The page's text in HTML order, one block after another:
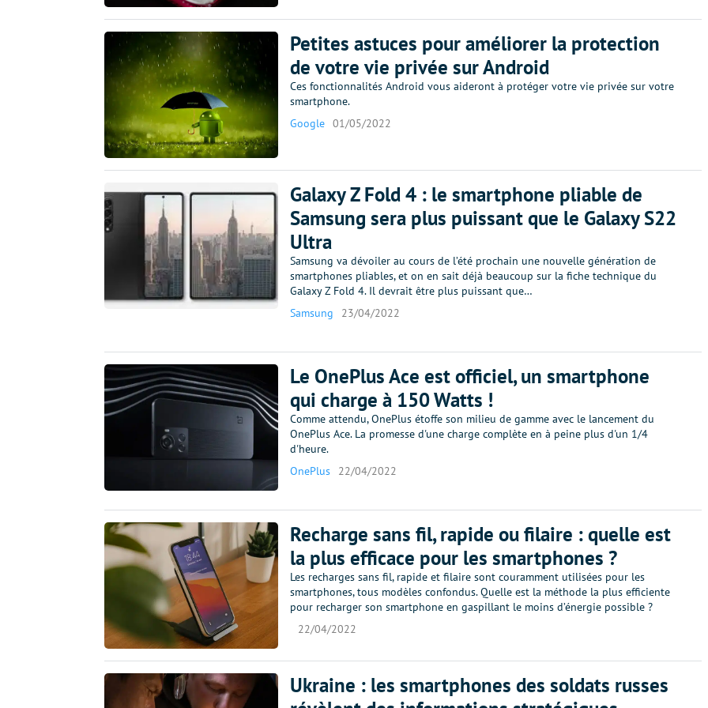
Petites astuces pour améliorer la protection
de votre vie privée sur Android
Ces fonctionnalités Android vous aideront à protéger votre vie privée sur votre
smartphone.
Google 01/05/2022
Galaxy Z Fold 4 : le smartphone pliable de
Samsung sera plus puissant que le Galaxy S22
Ultra
Samsung va dévoiler au cours de l’été prochain une nouvelle génération de
smartphones pliables, et on en sait déjà beaucoup sur la fiche technique du
Galaxy Z Fold 4. Il devrait être plus puissant que…
Samsung
23/04/2022
Le OnePlus Ace est officiel, un smartphone
qui charge à 150 Watts !
Comme attendu, OnePlus étoffe son milieu de gamme avec le lancement du
OnePlus Ace. La promesse d'une charge complète en à peine plus d'un 1/4
d'heure.
OnePlus
22/04/2022
Recharge sans fil, rapide ou filaire : quelle est
la plus efficace pour les smartphones ?
Les recharges sans fil, rapide et filaire sont couramment utilisées pour les
smartphones, tous modèles confondus. Quelle est la méthode la plus efficiente
pour recharger son smartphone en gaspillant le moins d’énergie possible ?
22/04/2022
Ukraine : les smartphones des soldats russes